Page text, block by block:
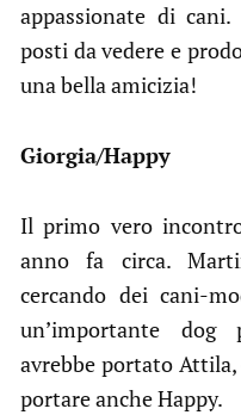
appassionate di
posti da vedere e
una bella amicizia!
Giorgia/Happy
Il primo vero
anno fa circa.
cercando dei cani-
un’importante dog
avrebbe portato
portare anche Happy.